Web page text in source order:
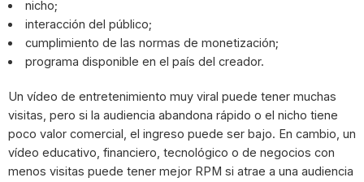
nicho;
interacción del público;
cumplimiento de las normas de monetización;
programa disponible en el país del creador.
Un vídeo de entretenimiento muy viral puede tener muchas
visitas, pero si la audiencia abandona rápido o el nicho tiene
poco valor comercial, el ingreso puede ser bajo. En cambio, un
vídeo educativo, financiero, tecnológico o de negocios con
menos visitas puede tener mejor RPM si atrae a una audiencia